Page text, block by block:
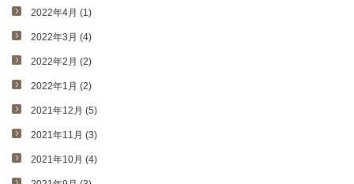
2022年4月 (1)
2022年3月 (4)
2022年2月 (2)
2022年1月 (2)
2021年12月 (5)
2021年11月 (3)
2021年10月 (4)